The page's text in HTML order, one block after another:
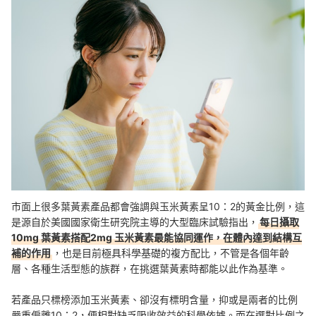
市面上很多葉黃素產品都會強調與玉米黃素呈10：2的黃金比例，這
是源自於美國國家衛生研究院主導的大型臨床試驗指出， 每日攝取
10mg 葉黃素搭配2mg 玉米黃素最能協同運作，在體內達到結構互
補的作用 ，也是目前極具科學基礎的複方配比，不管是各個年齡
層、各種生活型態的族群，在挑選葉黃素時都能以此作為基準。
若產品只標榜添加玉米黃素、卻沒有標明含量，抑或是兩者的比例